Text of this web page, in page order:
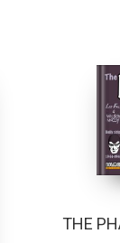
THE